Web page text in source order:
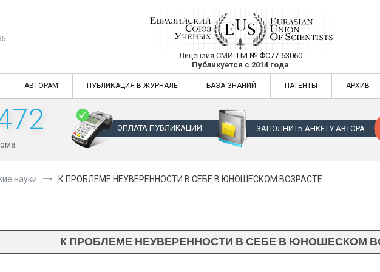
Евразийский Союз Ученых —
Лицензия СМИ: ПИ № ФС77-63060
Публикуется с 2014 года
Евразийский Союз Ученых — публикация научных статей в
АВТОРАМ ПУБЛИКАЦИЯ В ЖУРНАЛЕ БАЗА ЗНАНИЙ ПАТЕНТЫ АРХИВ
ОПЛАТА ПУБЛИКАЦИИ ЗАПОЛНИТЬ АНКЕТУ АВТОРА
науки К ПРОБЛЕМЕ НЕУВЕРЕННОСТИ В СЕБЕ В ЮНОШЕСКОМ ВОЗРАСТЕ
К ПРОБЛЕМЕ НЕУВЕРЕННОСТИ В СЕБЕ В ЮНОШЕСКОМ